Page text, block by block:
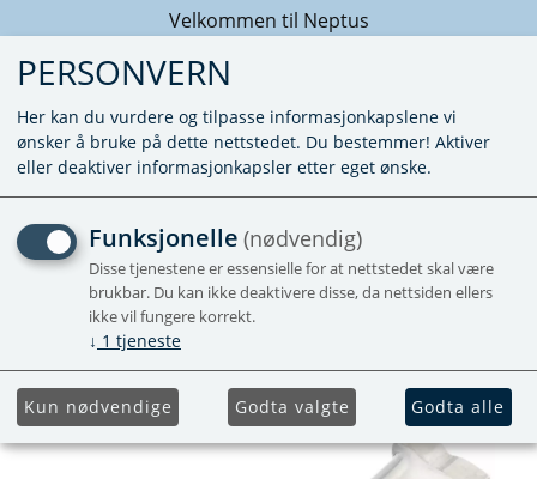
Velkommen til Neptus
BRENNER KJØLESKAP
DELUX LINE
PERSONVERN
Her kan du vurdere og tilpasse informasjonkapslene vi
ønsker å bruke på dette nettstedet. Du bestemmer! Aktiver
eller deaktiver informasjonkapsler etter eget ønske.
Funksjonelle (nødvendig)
Disse tjenestene er essensielle for at nettstedet skal være
brukbar. Du kan ikke deaktivere disse, da nettsiden ellers
ikke vil fungere korrekt.
↓ 1 tjeneste
Kun nødvendige Godta valgte Godta alle